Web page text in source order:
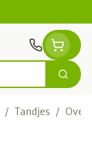
Zoek
/ Tandjes /